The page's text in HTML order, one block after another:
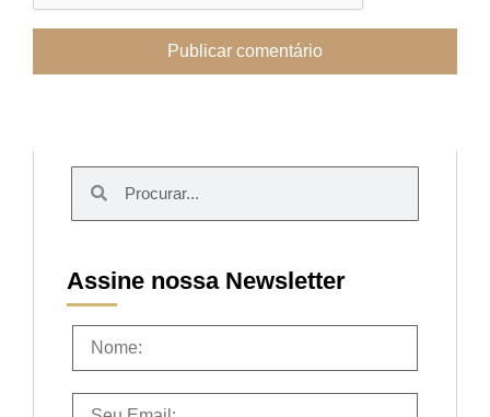
Assine nossa Newsletter